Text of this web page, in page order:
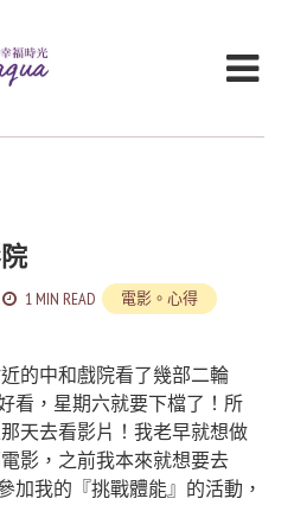
1 MIN READ 電影。心得
的中和戲院看了幾部二輪
看，星期六就要下檔了！所
天去看影片！我老早就想做
影，之前我本來就想要去
加我的『挑戰體能』的活動，